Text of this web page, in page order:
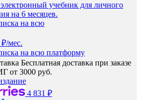
учебник для личного
на 6 месяцев.
на всю
₽/мес.
на всю платформу
Бесплатная доставка при заказе
3000 руб.
4 831 ₽